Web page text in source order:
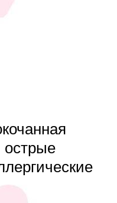
острые